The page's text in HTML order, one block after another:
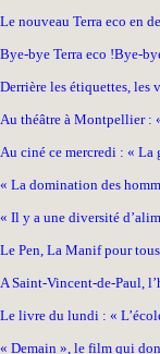
Le nouveau Terra eco en
Bye-bye Terra eco !Bye-
Derrière les étiquettes, les
Au théâtre à Montpellier :
Au ciné ce mercredi : « La
« La domination des
« Il y a une diversité
Le Pen, La Manif pour
A Saint-Vincent-de-Paul,
Le livre du lundi : «
« Demain », le film qui